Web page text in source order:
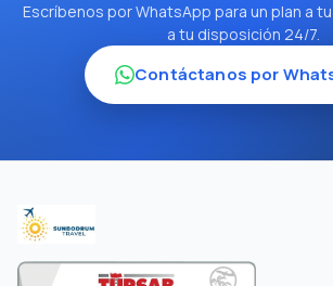
Escríbenos por WhatsApp para un plan a
a tu disposición 24/7.
Contáctanos por